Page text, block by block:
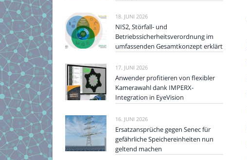
18. JUNI 2026
NIS2, Störfall- und
Betriebssicherheitsverordnung im
umfassenden Gesamtkonzept erklärt
17. JUNI 2026
Anwender profitieren von flexibler
Kamerawahl dank IMPERX-
Integration in EyeVision
16. JUNI 2026
Ersatzansprüche gegen Senec für
gefährliche Speichereinheiten nun
geltend machen